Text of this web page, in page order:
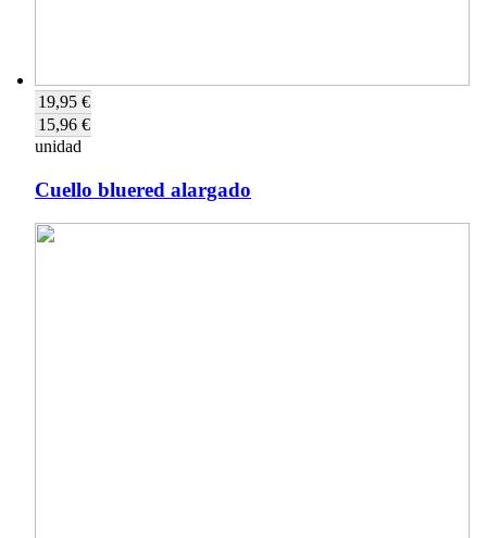
19,95 €
15,96 €
unidad
Cuello bluered alargado